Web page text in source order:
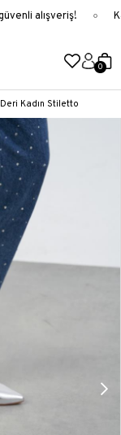
alışveriş!
0
Kadın Stiletto